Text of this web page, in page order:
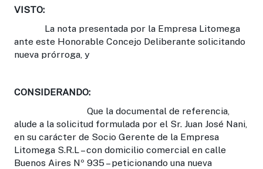
VISTO:
La nota presentada por la Empresa Litomega
ante este Honorable Concejo Deliberante solicitando
nueva prórroga, y
CONSIDERANDO:
Que la documental de referencia,
alude a la solicitud formulada por el Sr. Juan José Nani,
en su carácter de Socio Gerente de la Empresa
Litomega S.R.L – con domicilio comercial en calle
Buenos Aires Nº 935 – peticionando una nueva